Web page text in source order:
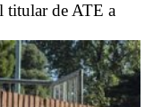
titular de ATE a